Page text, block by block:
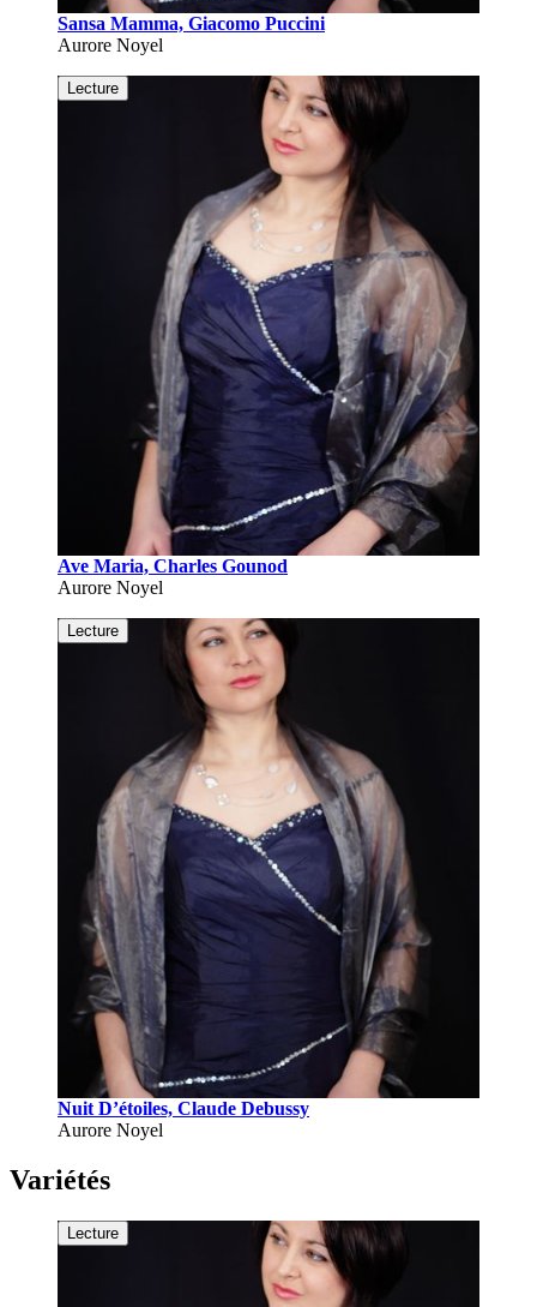
Sansa Mamma, Giacomo Puccini
Aurore Noyel
Lecture
Ave Maria, Charles Gounod
Aurore Noyel
Lecture
Nuit D’étoiles, Claude Debussy
Aurore Noyel
Variétés
Lecture